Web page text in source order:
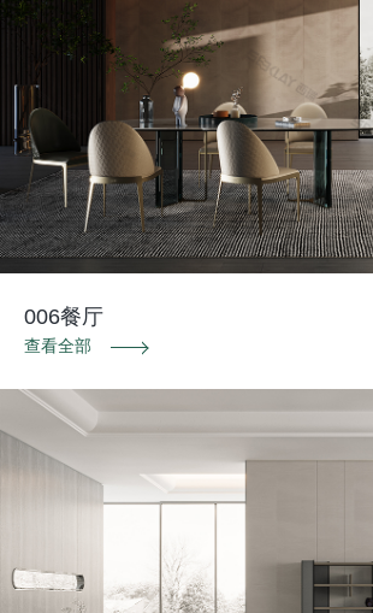
006餐厅
查看全部